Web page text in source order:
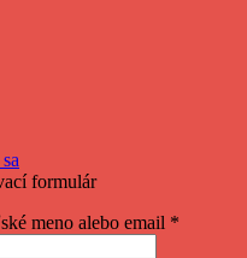
formulár
meno alebo email *